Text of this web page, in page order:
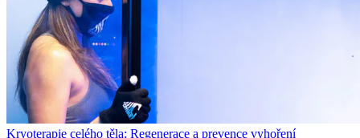
Kryoterapie celého těla: Regenerace a prevence vyhoření